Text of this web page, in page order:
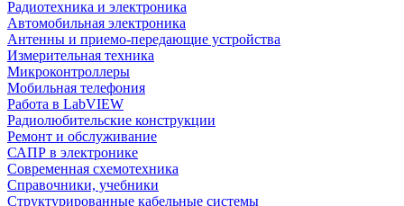
Радиотехника и электроника
Автомобильная электроника
Антенны и приемо-передающие устройства
Измерительная техника
Микроконтроллеры
Мобильная телефония
Работа в LabVIEW
Радиолюбительские конструкции
Ремонт и обслуживание
САПР в электронике
Современная схемотехника
Справочники, учебники
Структурированные кабельные системы